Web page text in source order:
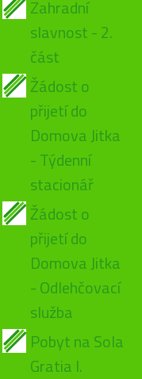
Zahradní
slavnost - 2.
část
Žádost o
přijetí do
Domova Jitka
- Týdenní
stacionář
Žádost o
přijetí do
Domova Jitka
- Odlehčovací
služba
Pobyt na Sola
Gratia I.